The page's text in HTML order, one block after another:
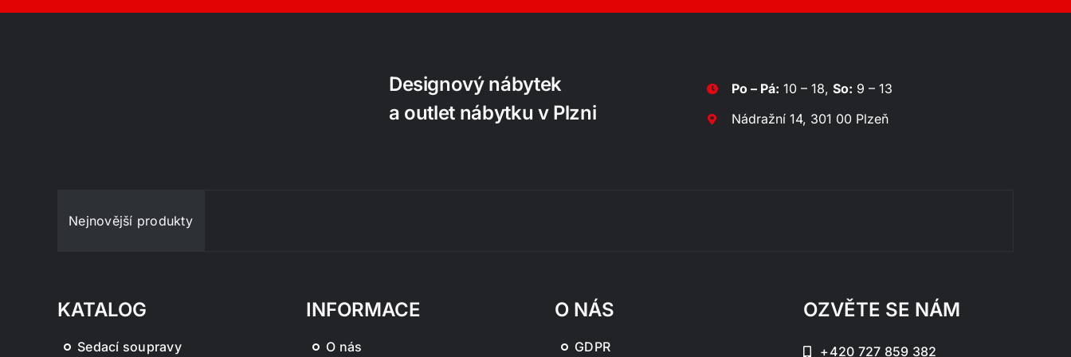
Designový nábytek
a outlet nábytku v Plzni
Po – Pá: 10 – 18,So: 9 – 13
Nádražní 14, 301 00 Plzeň
Nejnovější produkty
KATALOG
Sedací soupravy
INFORMACE
O nás
O NÁS
GDPR
OZVĚTE SE NÁM
+420 727 859 382